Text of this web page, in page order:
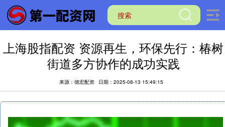
上海股指配资 资源再生，环保先行：椿树
街道多方协作的成功实践
来源：德宏配资 日期：2025-08-13 15:49:15